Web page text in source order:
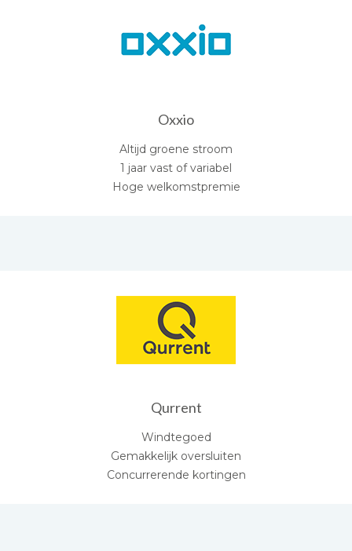
Oxxio
Altijd groene stroom
1 jaar vast of variabel
Hoge welkomstpremie
Qurrent
Windtegoed
Gemakkelijk oversluiten
Concurrerende kortingen